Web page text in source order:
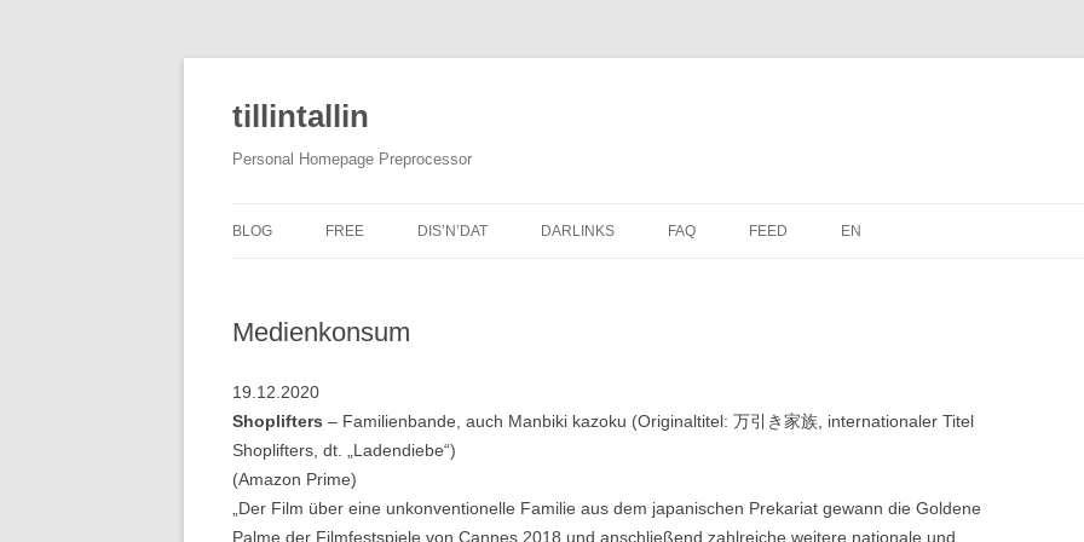
tillintallin
Personal Homepage Preprocessor
Inhalt
BLOG FREE DIS’N’DAT DARLINKS FAQ FEED EN
Medienkonsum
19.12.2020
Shoplifters – Familienbande, auch Manbiki kazoku (Originaltitel: 万引き家族, internationaler Titel
Shoplifters, dt. „Ladendiebe“)
(Amazon Prime)
„Der Film über eine unkonventionelle Familie aus dem japanischen Prekariat gewann die Goldene
Palme der Filmfestspiele von Cannes 2018 und anschließend zahlreiche weitere nationale und